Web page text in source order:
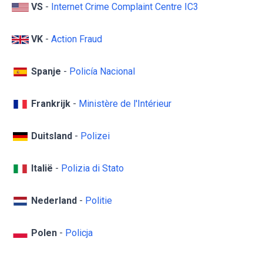
VS - Internet Crime Complaint Centre IC3
VK - Action Fraud
Spanje - Policía Nacional
Frankrijk - Ministère de l'Intérieur
Duitsland - Polizei
Italië - Polizia di Stato
Nederland - Politie
Polen - Policja